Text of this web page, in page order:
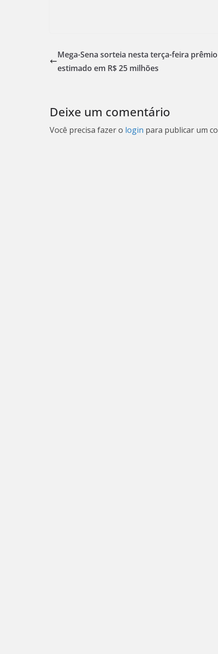
Mega-Sena sorteia nesta terça-feira prêmio
estimado em R$ 25 milhões
Deixe um comentário
Você precisa fazer o login para publicar um